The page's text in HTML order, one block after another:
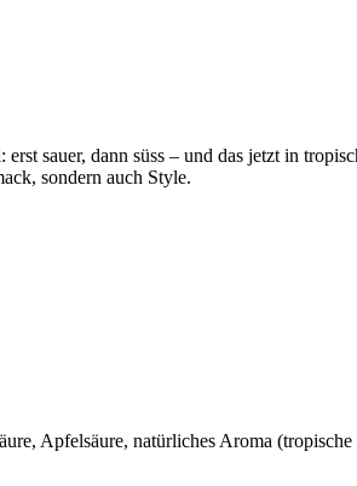
sauer, dann süss – und das jetzt in
sondern auch Style.
Apfelsäure, natürliches Aroma